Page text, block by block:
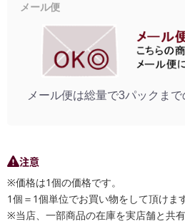
メール便
メール便は総量で3パックまで
注意
※価格は1個の価格です。
1個＝1個単位でお買い物をして頂けます
※当店、一部商品の在庫を実店舗と共